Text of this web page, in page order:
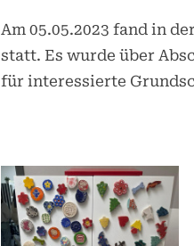
Am 05.05.2023 fand in
statt. Es wurde über
für interessierte